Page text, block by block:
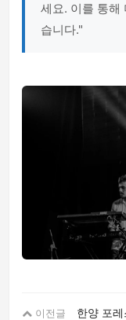
세요. 이를 통해
습니다."
이전글
한양 포